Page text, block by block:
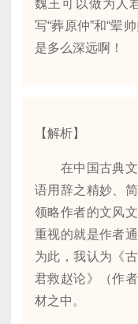
魏王可以做为人
写“葬原仲”和“翚
是多么深远啊！
【解析】
在中国古典文
语用辞之精妙、
领略作者的文风
重视的就是作者
为此，我认为《
君救赵论》（作
材之中。